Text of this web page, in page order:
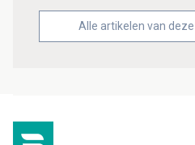
Alle artikelen van